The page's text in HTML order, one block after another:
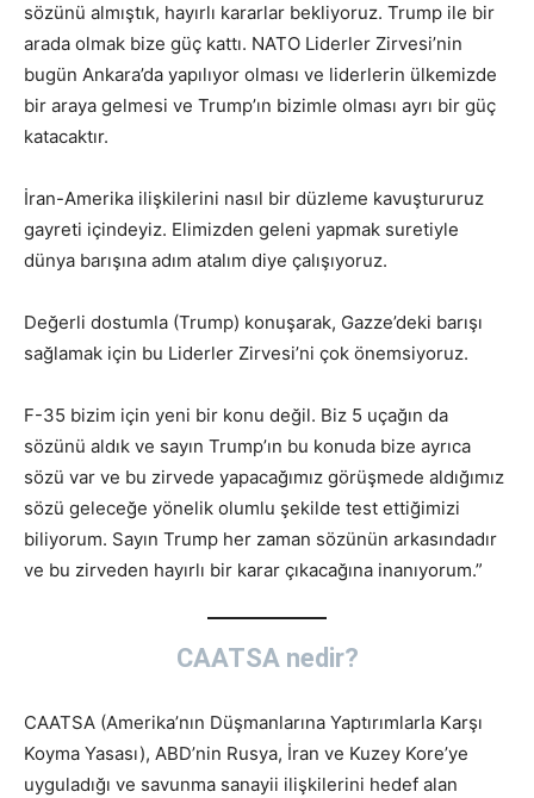
sözünü almıştık, hayırlı kararlar bekliyoruz. Trump ile bir
arada olmak bize güç kattı. NATO Liderler Zirvesi’nin
bugün Ankara’da yapılıyor olması ve liderlerin ülkemizde
bir araya gelmesi ve Trump’ın bizimle olması ayrı bir güç
katacaktır.
İran-Amerika ilişkilerini nasıl bir düzleme kavuştururuz
gayreti içindeyiz. Elimizden geleni yapmak suretiyle
dünya barışına adım atalım diye çalışıyoruz.
Değerli dostumla (Trump) konuşarak, Gazze’deki barışı
sağlamak için bu Liderler Zirvesi’ni çok önemsiyoruz.
F-35 bizim için yeni bir konu değil. Biz 5 uçağın da
sözünü aldık ve sayın Trump’ın bu konuda bize ayrıca
sözü var ve bu zirvede yapacağımız görüşmede aldığımız
sözü geleceğe yönelik olumlu şekilde test ettiğimizi
biliyorum. Sayın Trump her zaman sözünün arkasındadır
ve bu zirveden hayırlı bir karar çıkacağına inanıyorum.”
CAATSA nedir?
CAATSA (Amerika’nın Düşmanlarına Yaptırımlarla Karşı
Koyma Yasası), ABD’nin Rusya, İran ve Kuzey Kore’ye
uyguladığı ve savunma sanayii ilişkilerini hedef alan